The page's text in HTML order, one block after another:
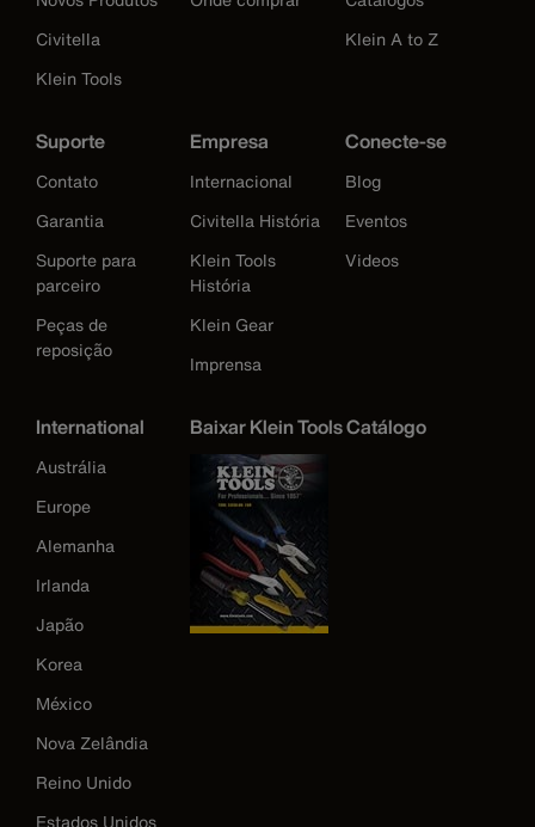
Civitella
Klein Tools
Klein A to Z
Suporte
Contato
Garantia
Suporte para
parceiro
Peças de
reposição
Empresa
Internacional
Civitella História
Klein Tools
História
Klein Gear
Imprensa
Conecte-se
Blog
Eventos
Videos
International
Austrália
Europe
Alemanha
Irlanda
Japão
Korea
México
Nova Zelândia
Reino Unido
Estados Unidos
Baixar Klein Tools Catálogo